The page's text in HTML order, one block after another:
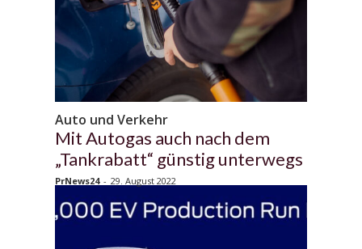
Auto und Verkehr
Mit Autogas auch nach dem
„Tankrabatt“ günstig unterwegs
PrNews24 - 29. August 2022